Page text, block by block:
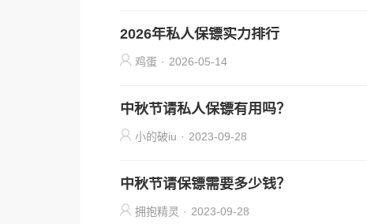
2026年私人保镖实力排行
鸡蛋 · 2026-05-14
中秋节请私人保镖有用吗？
小的破iu · 2023-09-28
中秋节请保镖需要多少钱？
拥抱精灵 · 2023-09-28